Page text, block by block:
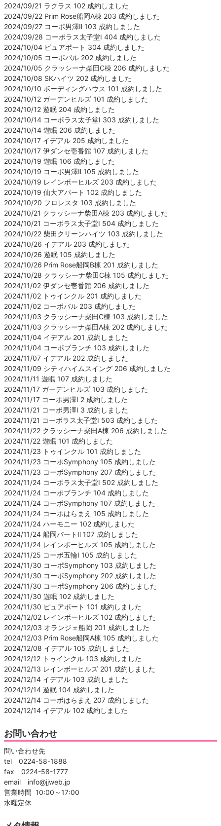
2024/09/21 ラクラス 102 成約しました
2024/09/22 Prim Rose船岡A棟 203 成約しました
2024/09/27 コーポ男澤Ⅱ 103 成約しました
2024/09/28 コーポラス太子堂Ⅰ 404 成約しました
2024/10/04 ピュアポート 304 成約しました
2024/10/05 コーポパル 202 成約しました
2024/10/05 クラッシーナ柴田C棟 206 成約しました
2024/10/08 SKハイツ 202 成約しました
2024/10/10 ボーディングハウス 101 成約しました
2024/10/12 ガーデンヒルズ 101 成約しました
2024/10/12 遊眠 204 成約しました
2024/10/14 コーポラス太子堂Ⅰ 303 成約しました
2024/10/14 遊眠 206 成約しました
2024/10/17 イデアル 205 成約しました
2024/10/17 伊ダンセ壱番館 107 成約しました
2024/10/19 遊眠 106 成約しました
2024/10/19 コーポ男澤Ⅱ 105 成約しました
2024/10/19 レインボーヒルズ 203 成約しました
2024/10/19 仙大アパート 102 成約しました
2024/10/20 フロレスタ 103 成約しました
2024/10/21 クラッシーナ柴田A棟 203 成約しました
2024/10/21 コーポラス太子堂Ⅰ 504 成約しました
2024/10/22 柴田クリーンハイツ 103 成約しました
2024/10/26 イデアル 203 成約しました
2024/10/26 遊眠 105 成約しました
2024/10/26 Prim Rose船岡B棟 201 成約しました
2024/10/28 クラッシーナ柴田C棟 105 成約しました
2024/11/02 伊ダンセ壱番館 206 成約しました
2024/11/02 トゥインクル 201 成約しました
2024/11/02 コーポパル 203 成約しました
2024/11/03 クラッシーナ柴田C棟 103 成約しました
2024/11/03 クラッシーナ柴田A棟 202 成約しました
2024/11/04 イデアル 201 成約しました
2024/11/04 コーポブランチ 103 成約しました
2024/11/07 イデアル 202 成約しました
2024/11/09 シティハイムスイング 206 成約しました
2024/11/11 遊眠 107 成約しました
2024/11/17 ガーデンヒルズ 103 成約しました
2024/11/17 コーポ男澤Ⅰ 2 成約しました
2024/11/21 コーポ男澤Ⅰ 3 成約しました
2024/11/21 コーポラス太子堂Ⅰ 503 成約しました
2024/11/22 クラッシーナ柴田A棟 206 成約しました
2024/11/22 遊眠 101 成約しました
2024/11/23 トゥインクル 101 成約しました
2024/11/23 コーポSymphony 105 成約しました
2024/11/23 コーポSymphony 207 成約しました
2024/11/24 コーポラス太子堂Ⅰ 502 成約しました
2024/11/24 コーポブランチ 104 成約しました
2024/11/24 コーポSymphony 107 成約しました
2024/11/24 コーポはらまえ 105 成約しました
2024/11/24 ハーモニー 102 成約しました
2024/11/24 船岡パートⅡ 107 成約しました
2024/11/24 レインボーヒルズ 105 成約しました
2024/11/25 コーポ五輪Ⅰ 105 成約しました
2024/11/30 コーポSymphony 103 成約しました
2024/11/30 コーポSymphony 202 成約しました
2024/11/30 コーポSymphony 206 成約しました
2024/11/30 遊眠 102 成約しました
2024/11/30 ピュアポート 101 成約しました
2024/12/02 レインボーヒルズ 102 成約しました
2024/12/03 オランジェ船岡 201 成約しました
2024/12/03 Prim Rose船岡A棟 105 成約しました
2024/12/08 イデアル 105 成約しました
2024/12/12 トゥインクル 103 成約しました
2024/12/13 レインボーヒルズ 201 成約しました
2024/12/14 イデアル 103 成約しました
2024/12/14 遊眠 104 成約しました
2024/12/14 コーポはらまえ 207 成約しました
2024/12/14 イデアル 102 成約しました
お問い合わせ
問い合わせ先
tel 0224-58-1888
fax 0224-58-1777
email info@jjweb.jp
営業時間 10:00～17:00
水曜定休